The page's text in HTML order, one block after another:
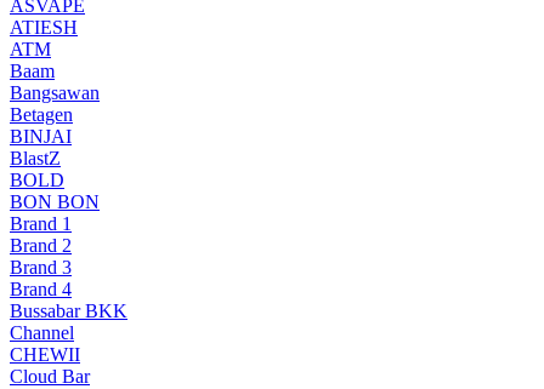
ASVAPE
ATIESH
ATM
Baam
Bangsawan
Betagen
BINJAI
BlastZ
BOLD
BON BON
Brand 1
Brand 2
Brand 3
Brand 4
Bussabar BKK
Channel
CHEWII
Cloud Bar